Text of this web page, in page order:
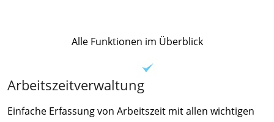
Alle Funktionen im Überblick
Arbeitszeitverwaltung
Einfache Erfassung von Arbeitszeit mit allen wichtigen